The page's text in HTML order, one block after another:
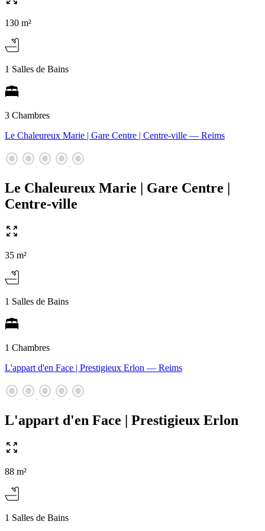
130 m²
1 Salles de Bains
3 Chambres
Le Chaleureux Marie | Gare Centre | Centre-ville — Reims
radio_button_checked radio_button_checked radio_button_checked radio_button_checked radio_button_checked
Le Chaleureux Marie | Gare Centre |
Centre-ville
35 m²
1 Salles de Bains
1 Chambres
L'appart d'en Face | Prestigieux Erlon — Reims
radio_button_checked radio_button_checked radio_button_checked radio_button_checked radio_button_checked
L'appart d'en Face | Prestigieux Erlon
88 m²
1 Salles de Bains